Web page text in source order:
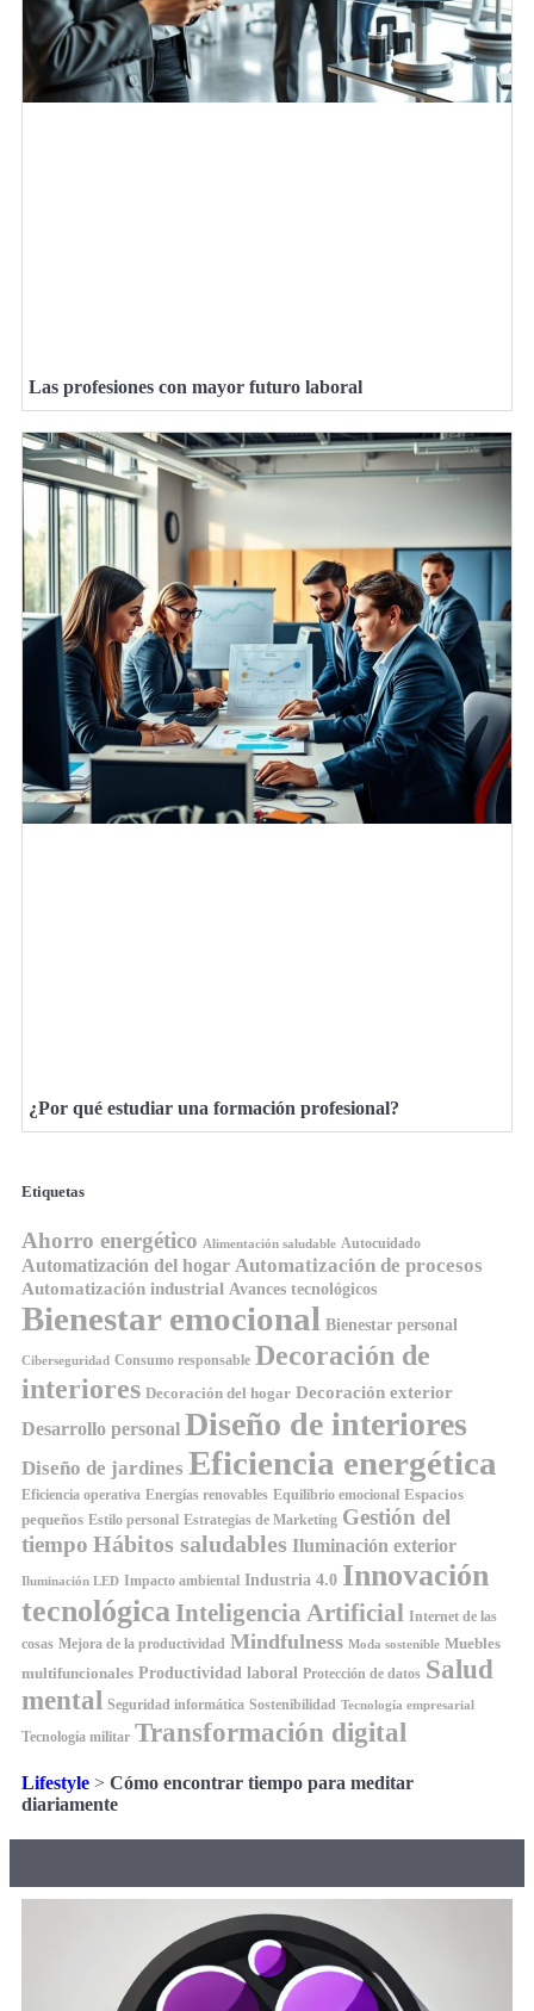
Las profesiones con mayor futuro laboral
¿Por qué estudiar una formación profesional?
Etiquetas
Ahorro energético Alimentación saludable Autocuidado
Automatización del hogar Automatización de procesos
Automatización industrial Avances tecnológicos
Bienestar emocional Bienestar personal
Ciberseguridad Consumo responsable Decoración de
interiores Decoración del hogar Decoración exterior
Desarrollo personal Diseño de interiores
Diseño de jardines Eficiencia energética
Eficiencia operativa Energías renovables Equilibrio emocional Espacios
pequeños Estilo personal Estrategias de Marketing Gestión del
tiempo Hábitos saludables Iluminación exterior
Iluminación LED Impacto ambiental Industria 4.0 Innovación
tecnológica Inteligencia Artificial Internet de las
cosas Mejora de la productividad Mindfulness Moda sostenible Muebles
multifuncionales Productividad laboral Protección de datos Salud
mental Seguridad informática Sostenibilidad Tecnología empresarial
Tecnología militar Transformación digital
Lifestyle > Cómo encontrar tiempo para meditar
diariamente